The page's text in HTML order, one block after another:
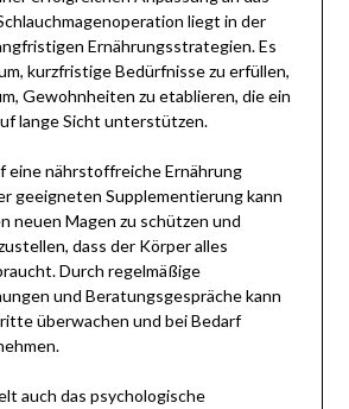
liegt in der
Ernährungsstrategien. Es
kurzfristige Bedürfnisse zu erfüllen,
Gewohnheiten zu etablieren, die ein
lange Sicht unterstützen.
eine nährstoffreiche Ernährung
geeigneten Supplementierung kann
neuen Magen zu schützen und
dass der Körper alles
Durch regelmäßige
und Beratungsgespräche kann
überwachen und bei Bedarf
auch das psychologische